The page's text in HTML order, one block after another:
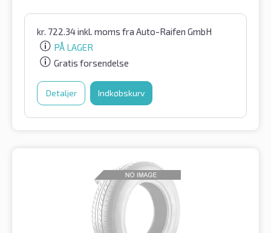
kr. 722.34inkl. moms fra Auto-Raifen GmbH
PÅ LAGER
Gratis forsendelse
Detaljer Indkøbskurv